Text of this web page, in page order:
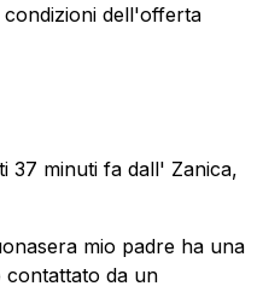
dell'offerta
37 minuti fa dall' Zanica,
mio padre ha una
contattato da un